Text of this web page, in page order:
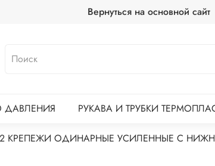
Вернуться на основной сайт
ДАВЛЕНИЯ РУКАВА И ТРУБКИ
КРЕПЕЖИ ОДИНАРНЫЕ УСИЛЕННЫЕ С